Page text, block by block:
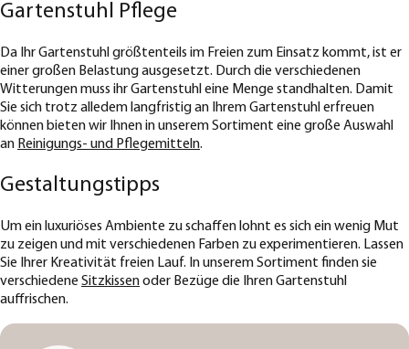
Gartenstuhl Pflege
Da Ihr Gartenstuhl größtenteils im Freien zum Einsatz kommt, ist er
einer großen Belastung ausgesetzt. Durch die verschiedenen
Witterungen muss ihr Gartenstuhl eine Menge standhalten. Damit
Sie sich trotz alledem langfristig an Ihrem Gartenstuhl erfreuen
können bieten wir Ihnen in unserem Sortiment eine große Auswahl
an Reinigungs- und Pflegemitteln.
Gestaltungstipps
Um ein luxuriöses Ambiente zu schaffen lohnt es sich ein wenig Mut
zu zeigen und mit verschiedenen Farben zu experimentieren. Lassen
Sie Ihrer Kreativität freien Lauf. In unserem Sortiment finden sie
verschiedene Sitzkissenoder Bezüge die Ihren Gartenstuhl
auffrischen.